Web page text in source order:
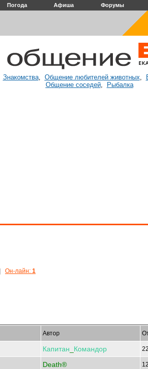
Погода Афиша Форумы
Знакомства, Общение любителей животных,
Общение соседей, Рыбалка
Он-лайн: 1
Автор
Капитан Командор
Death® 12